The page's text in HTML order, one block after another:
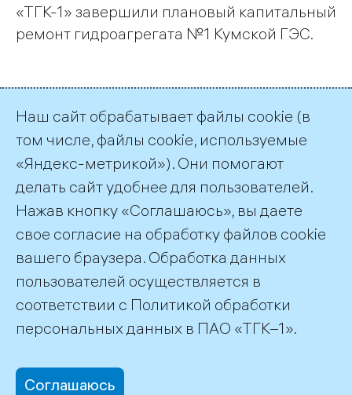
«ТГК-1» завершили плановый капитальный
ремонт гидроагрегата №1 Кумской ГЭС.
Назад 1 … 4 5 6 …
267
Далее
Подписка на публикацииRSS
©2026 ПАО «ТГК–1»
office@tgc1.ru
Наш сайт обрабатывает файлы cookie (в
том числе, файлы cookie, используемые
«Яндекс-метрикой»). Они помогают
делать сайт удобнее для пользователей.
Нажав кнопку «Соглашаюсь», вы даете
свое согласие на обработку файлов cookie
вашего браузера. Обработка данных
пользователей осуществляется в
соответствии с Политикой обработки
персональных данных в ПАО «ТГК–1».
Соглашаюсь